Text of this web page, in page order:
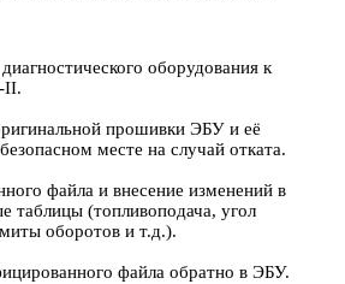
оборудования к
II.
прошивки ЭБУ и её
месте на случай отката.
файла и внесение изменений в
таблицы (топливоподача, угол
оборотов и т.д.).
файла обратно в ЭБУ.